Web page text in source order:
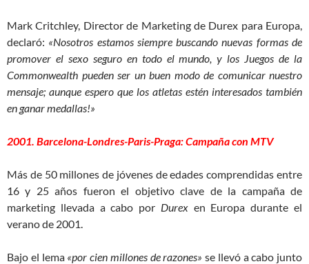
Mark Critchley, Director de Marketing de Durex para Europa,
declaró: «Nosotros estamos siempre buscando nuevas formas de
promover el sexo seguro en todo el mundo, y los Juegos de la
Commonwealth pueden ser un buen modo de comunicar nuestro
mensaje; aunque espero que los atletas estén interesados también
en ganar medallas!»
2001. Barcelona-Londres-Paris-Praga: Campaña con MTV
Más de 50 millones de jóvenes de edades comprendidas entre
16 y 25 años fueron el objetivo clave de la campaña de
marketing llevada a cabo por Durex en Europa durante el
verano de 2001.
Bajo el lema «por cien millones de razones» se llevó a cabo junto